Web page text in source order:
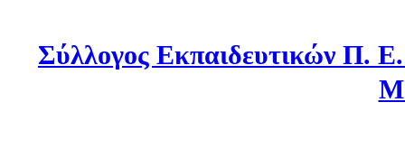
Σύλλογος Εκπαιδευτικών Π.